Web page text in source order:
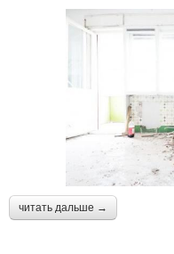
читать дальше →